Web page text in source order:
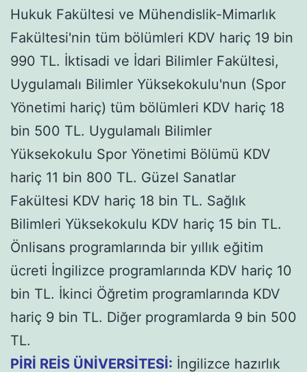
Hukuk Fakültesi ve Mühendislik-Mimarlık
Fakültesi'nin tüm bölümleri KDV hariç 19 bin
990 TL. İktisadi ve İdari Bilimler Fakültesi,
Uygulamalı Bilimler Yüksekokulu'nun (Spor
Yönetimi hariç) tüm bölümleri KDV hariç 18
bin 500 TL. Uygulamalı Bilimler
Yüksekokulu Spor Yönetimi Bölümü KDV
hariç 11 bin 800 TL. Güzel Sanatlar
Fakültesi KDV hariç 18 bin TL. Sağlık
Bilimleri Yüksekokulu KDV hariç 15 bin TL.
Önlisans programlarında bir yıllık eğitim
ücreti İngilizce programlarında KDV hariç 10
bin TL. İkinci Öğretim programlarında KDV
hariç 9 bin TL. Diğer programlarda 9 bin 500
TL.
PİRİ REİS ÜNİVERSİTESİ: İngilizce hazırlık